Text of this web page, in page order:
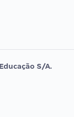
ORDEM
S/A.